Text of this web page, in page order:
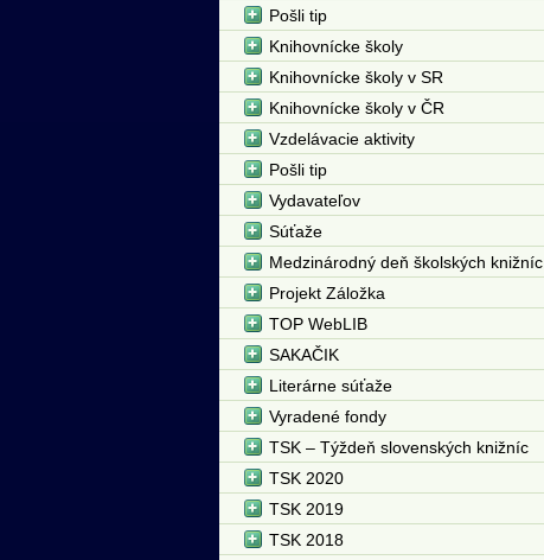
Pošli tip
Knihovnícke školy
Knihovnícke školy v SR
Knihovnícke školy v ČR
Vzdelávacie aktivity
Pošli tip
Vydavateľov
Súťaže
Medzinárodný deň školských knižníc
Projekt Záložka
TOP WebLIB
SAKAČIK
Literárne súťaže
Vyradené fondy
TSK – Týždeň slovenských knižníc
TSK 2020
TSK 2019
TSK 2018